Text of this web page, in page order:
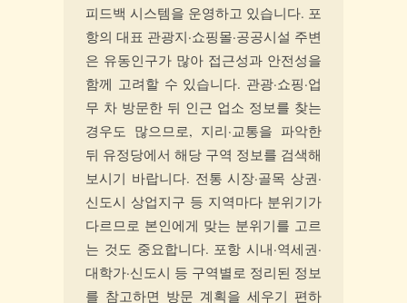
피드백 시스템을 운영하고 있습니다. 포
항의 대표 관광지·쇼핑몰·공공시설 주변
은 유동인구가 많아 접근성과 안전성을
함께 고려할 수 있습니다. 관광·쇼핑·업
무 차 방문한 뒤 인근 업소 정보를 찾는
경우도 많으므로, 지리·교통을 파악한
뒤 유정당에서 해당 구역 정보를 검색해
보시기 바랍니다. 전통 시장·골목 상권·
신도시 상업지구 등 지역마다 분위기가
다르므로 본인에게 맞는 분위기를 고르
는 것도 중요합니다. 포항 시내·역세권·
대학가·신도시 등 구역별로 정리된 정보
를 참고하면 방문 계획을 세우기 편하